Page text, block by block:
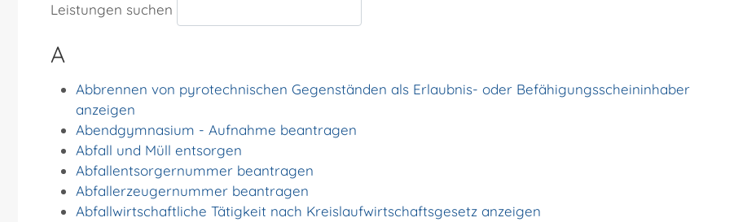
Leistungen suchen
A
Abbrennen von pyrotechnischen Gegenständen als Erlaubnis- oder Befähigungsscheininhaber
anzeigen
Abendgymnasium - Aufnahme beantragen
Abfall und Müll entsorgen
Abfallentsorgernummer beantragen
Abfallerzeugernummer beantragen
Abfallwirtschaftliche Tätigkeit nach Kreislaufwirtschaftsgesetz anzeigen